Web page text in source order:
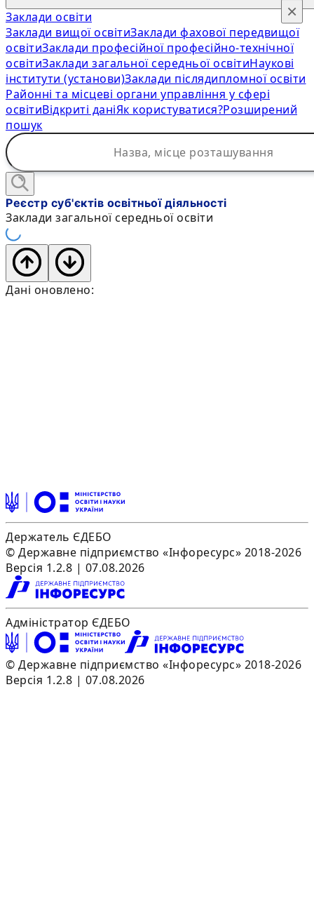
Заклади освіти
Заклади вищої освітиЗаклади фахової передвищої
освітиЗаклади професійної професійно-технічної
освітиЗаклади загальної середньої освітиНаукові
інститути (установи)Заклади післядипломної освіти
Районні та місцеві органи управління у сфері
освітиВідкриті даніЯк користуватися?Розширений
пошук
×
Реєстр суб'єктів освітньої діяльності
Заклади загальної середньої освіти
Дані оновлено:
Держатель ЄДЕБО
© Державне підприємство «Інфоресурс» 2018-2026
Версія 1.2.8 | 07.08.2026
Адміністратор ЄДЕБО
© Державне підприємство «Інфоресурс» 2018-2026
Версія 1.2.8 | 07.08.2026